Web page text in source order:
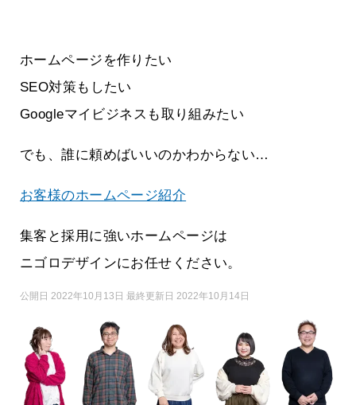
ホームページを作りたい
SEO対策もしたい
Googleマイビジネスも取り組みたい
でも、誰に頼めばいいのかわからない…
お客様のホームページ紹介
集客と採用に強いホームページは
ニゴロデザインにお任せください。
公開日 2022年10月13日 最終更新日 2022年10月14日